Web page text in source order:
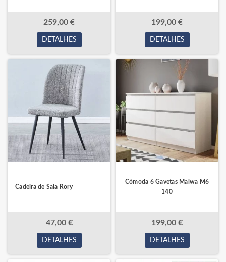
259,00 €
DETALHES
199,00 €
DETALHES
Cadeira de Sala Rory
47,00 €
DETALHES
Cómoda 6 Gavetas Malwa M6
140
199,00 €
DETALHES